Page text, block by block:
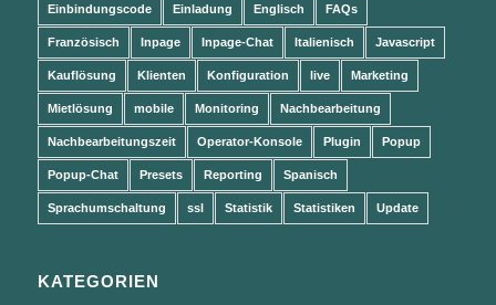
Einbindungscode Einladung Englisch FAQs
Französisch Inpage Inpage-Chat Italienisch Javascript
Kauflösung Klienten Konfiguration live Marketing
Mietlösung mobile Monitoring Nachbearbeitung
Nachbearbeitungszeit Operator-Konsole Plugin Popup
Popup-Chat Presets Reporting Spanisch
Sprachumschaltung ssl Statistik Statistiken Update
KATEGORIEN